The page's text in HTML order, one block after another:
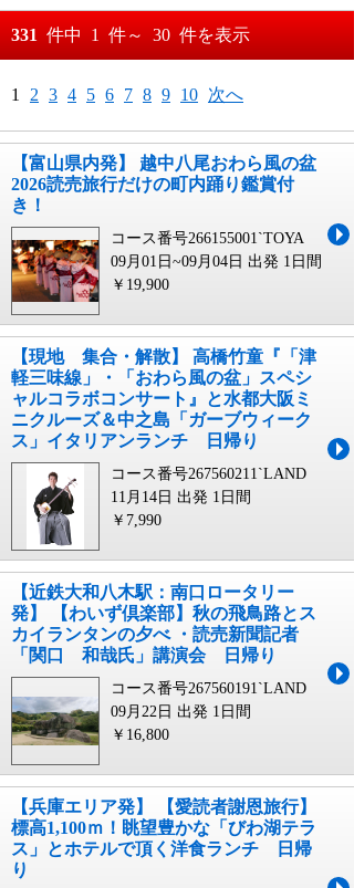
月 日～
月 日
おすすめ順
料金が高い順
331 件中 1 件～ 30 件を表示
1 2 3 4 5 6 7 8 9 10 次へ
【富山県内発】 越中八尾おわら風の盆
2026読売旅行だけの町内踊り鑑賞付
き！
コース番号266155001`TOYA
09月01日~09月04日 出発 1日間
￥19,900
【現地 集合・解散】 高橋竹童『「津
軽三味線」・「おわら風の盆」スペシ
ャルコラボコンサート』と水都大阪ミ
ニクルーズ＆中之島「ガーブウィーク
ス」イタリアンランチ 日帰り
コース番号267560211`LAND
11月14日 出発 1日間
￥7,990
【近鉄大和八木駅：南口ロータリー
発】 【わいず倶楽部】秋の飛鳥路とス
カイランタンの夕べ ・読売新聞記者
「関口 和哉氏」講演会 日帰り
コース番号267560191`LAND
09月22日 出発 1日間
￥16,800
【兵庫エリア発】 【愛読者謝恩旅行】
標高1,100ｍ！眺望豊かな「びわ湖テラ
ス」とホテルで頂く洋食ランチ 日帰
り